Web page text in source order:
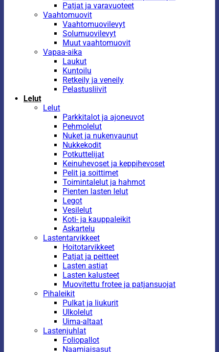
Patjat ja varavuoteet
Vaahtomuovit
Vaahtomuovilevyt
Solumuovilevyt
Muut vaahtomuovit
Vapaa-aika
Laukut
Kuntoilu
Retkeily ja veneily
Pelastusliivit
Lelut
Lelut
Parkkitalot ja ajoneuvot
Pehmolelut
Nuket ja nukenvaunut
Nukkekodit
Potkuttelijat
Keinuhevoset ja keppihevoset
Pelit ja soittimet
Toimintalelut ja hahmot
Pienten lasten lelut
Legot
Vesilelut
Koti- ja kauppaleikit
Askartelu
Lastentarvikkeet
Hoitotarvikkeet
Patjat ja peitteet
Lasten astiat
Lasten kalusteet
Muovitettu frotee ja patjansuojat
Pihaleikit
Pulkat ja liukurit
Ulkolelut
Uima-altaat
Lastenjuhlat
Foliopallot
Naamiaisasut